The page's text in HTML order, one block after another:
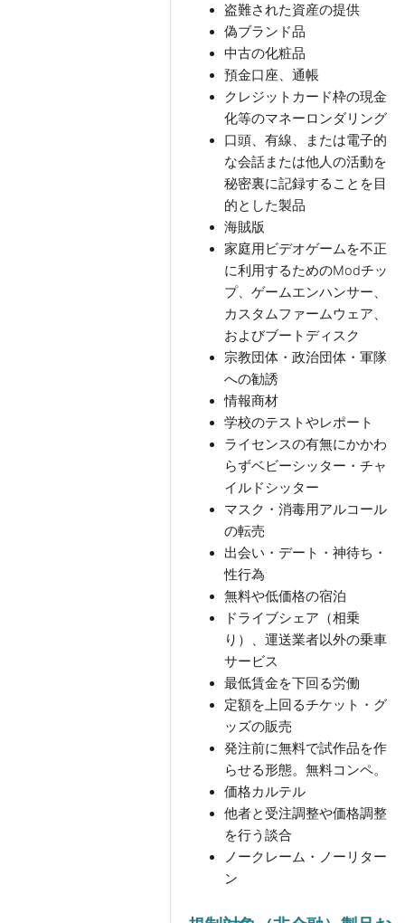
盗難された資産の提供
偽ブランド品
中古の化粧品
預金口座、通帳
クレジットカード枠の現金
化等のマネーロンダリング
口頭、有線、または電子的
な会話または他人の活動を
秘密裏に記録することを目
的とした製品
海賊版
家庭用ビデオゲームを不正
に利用するためのModチッ
プ、ゲームエンハンサー、
カスタムファームウェア、
およびブートディスク
宗教団体・政治団体・軍隊
への勧誘
情報商材
学校のテストやレポート
ライセンスの有無にかかわ
らずベビーシッター・チャ
イルドシッター
マスク・消毒用アルコール
の転売
出会い・デート・神待ち・
性行為
無料や低価格の宿泊
ドライブシェア（相乗
り）、運送業者以外の乗車
サービス
最低賃金を下回る労働
定額を上回るチケット・グ
ッズの販売
発注前に無料で試作品を作
らせる形態。無料コンペ。
価格カルテル
他者と受注調整や価格調整
を行う談合
ノークレーム・ノーリター
ン